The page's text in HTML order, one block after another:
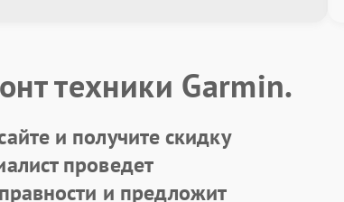
техники Garmin.
и получите скидку
проведет
и предложит